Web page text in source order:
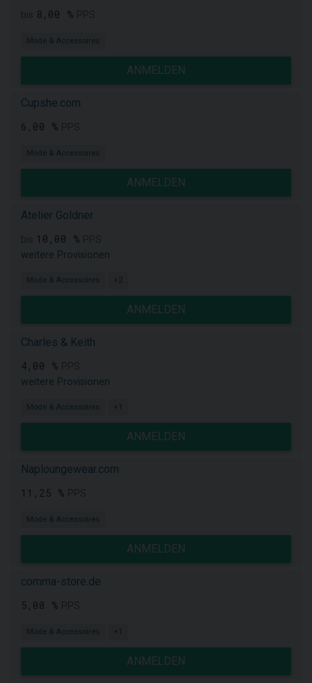
8,00 %
Mode & Accessoires
ANMELDEN
Cupshe.com
6,00 %
Mode & Accessoires
ANMELDEN
Atelier Goldner
10,00 %
weitere Provisionen
Mode & Accessoires +2
ANMELDEN
Charles & Keith
4,00 %
weitere Provisionen
Mode & Accessoires +1
ANMELDEN
Naploungewear.com
11,25 %
Mode & Accessoires
ANMELDEN
comma-store.de
5,00 %
Mode & Accessoires +1
ANMELDEN